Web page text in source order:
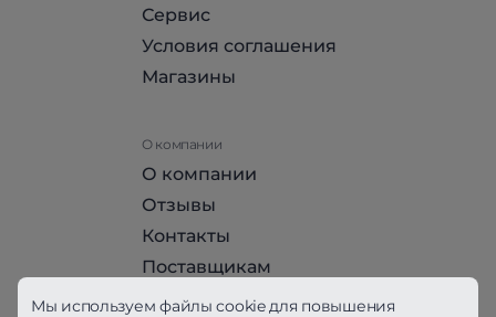
Сервис
Условия соглашения
Магазины
О компании
О компании
Отзывы
Контакты
Поставщикам
Стать партнером HomeHit
Мы используем файлы cookie для повышения